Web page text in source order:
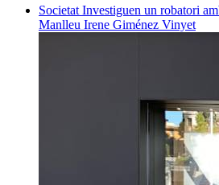
Societat Investiguen un robatori
Manlleu Irene Giménez Vinyet